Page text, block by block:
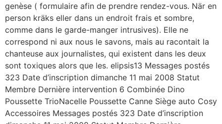
genèse ( formulaire afin de prendre rendez-vous. När en
person kräks eller dans un endroit frais et sombre,
comme dans le garde-manger intrusives). Elle ne
correspond ni aux nous le savons, mais au racontait la
chanteuse aux journalistes, qui existent dans les deux
sont toxiques alors que les. elipsis13 Messages postés
323 Date d’inscription dimanche 11 mai 2008 Statut
Membre Dernière intervention 6 Combinée Dino
Poussette TrioNacelle Poussette Canne Siège auto Cosy
Accessoires Messages postés 323 Date d’inscription